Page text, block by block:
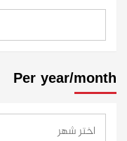
Per year/month